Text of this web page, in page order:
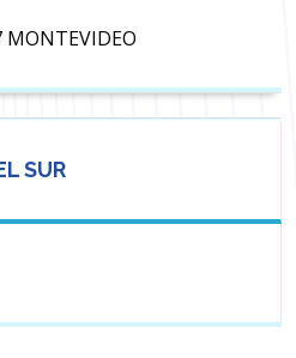
MONTEVIDEO
SUR